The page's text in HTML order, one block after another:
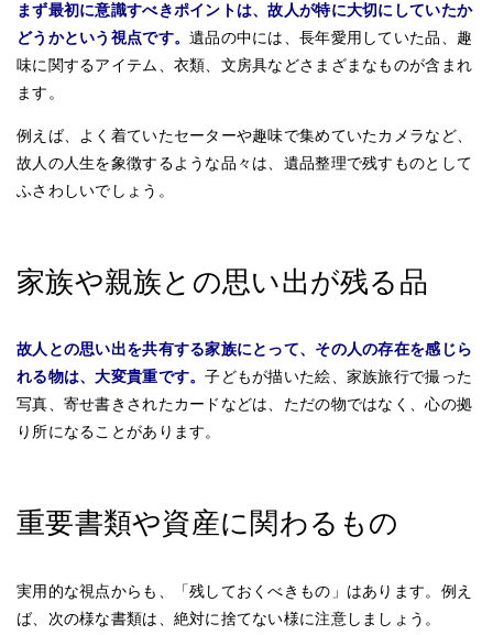
まず最初に意識すべきポイントは、故人が特に大切にしていたか
どうかという視点です。遺品の中には、長年愛用していた品、趣
味に関するアイテム、衣類、文房具などさまざまなものが含まれ
ます。
例えば、よく着ていたセーターや趣味で集めていたカメラなど、
故人の人生を象徴するような品々は、遺品整理で残すものとして
ふさわしいでしょう。
家族や親族との思い出が残る品
故人との思い出を共有する家族にとって、その人の存在を感じら
れる物は、大変貴重です。子どもが描いた絵、家族旅行で撮った
写真、寄せ書きされたカードなどは、ただの物ではなく、心の拠
り所になることがあります。
重要書類や資産に関わるもの
実用的な視点からも、「残しておくべきもの」はあります。例え
ば、次の様な書類は、絶対に捨てない様に注意しましょう。